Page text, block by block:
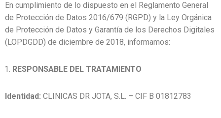
En cumplimiento de lo dispuesto en el Reglamento General
de Protección de Datos 2016/679 (RGPD) y la Ley Orgánica
de Protección de Datos y Garantía de los Derechos Digitales
(LOPDGDD) de diciembre de 2018, informamos:
RESPONSABLE DEL TRATAMIENTO
Identidad: CLINICAS DR JOTA, S.L. – CIF B 01812783